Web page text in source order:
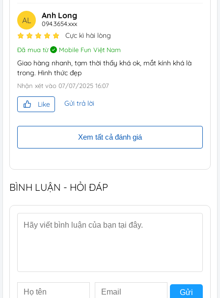
AL Anh Long
094.3654.xxx
Cực kì hài lòng
Đã mua từ Mobile Fun Việt Nam
Giao hàng nhanh, tạm thời thấy khá ok, mắt kính khá là
trong. Hình thức đẹp
Nhận xét vào 07/07/2025 16:07
Like Gửi trả lời
Xem tất cả đánh giá
BÌNH LUẬN - HỎI ĐÁP
Gửi